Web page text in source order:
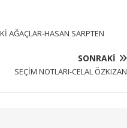
AĞAÇLAR-HASAN SARPTEN
SONRAKI
SEÇİM NOTLARI-CELAL ÖZKIZAN